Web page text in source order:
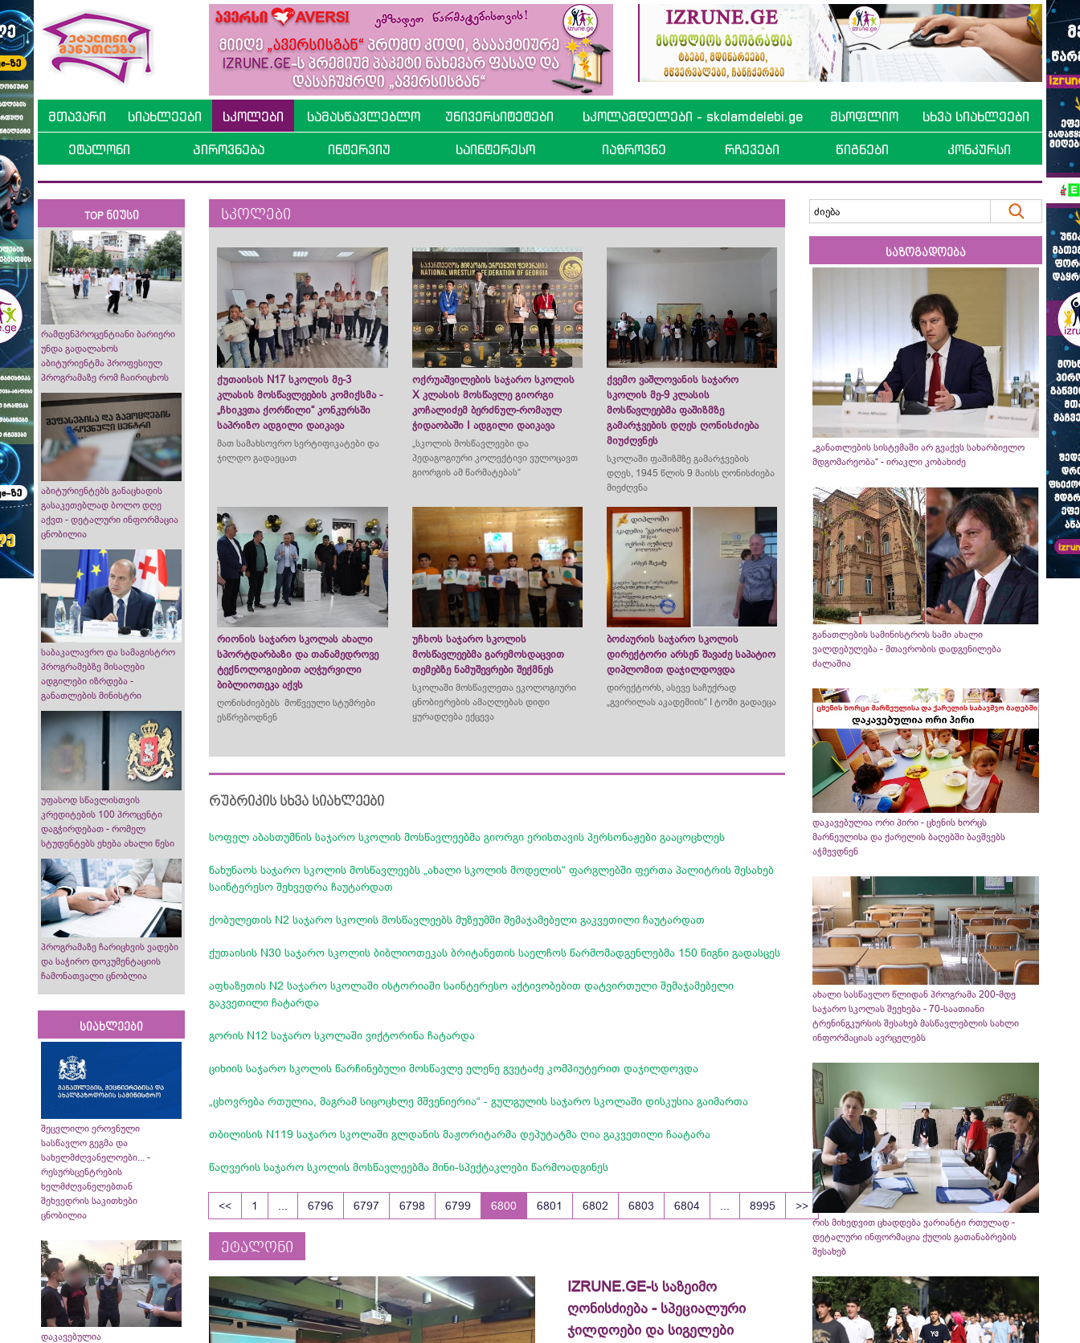
მთავარი სიახლეები სკოლები სამასწავლებლო უნივერსიტეტები სკოლამდელები - skolamdelebi.ge მსოფლიო სხვა სიახლეები
ეტალონი პიროვნება ინტერვიუ საინტერესო იაზროვნე რჩევები წიგნები კონკურსი
TOP ნიუსი
რამდენპროცენტიანი ბარიერი
უნდა გადალახოს
აბიტურიენტმა პროფესიულ
პროგრამაზე რომ ჩაირიცხოს
აბიტურიენტებს განაცხადის
გასაკეთებლად ბოლო დღე
აქვთ - დეტალური ინფორმაცია
ცნობილია
საბაკალავრო და სამაგისტრო
პროგრამებზე მისაღები
ადგილები იზრდება -
განათლების მინისტრი
უფასოდ სწავლისთვის
კრედიტების 100 პროცენტი
დაგჭირდებათ - რომელ
სტუდენტებს ეხება ახალი წესი
პროგრამაზე ჩარიცხვის ვადები
და საჭირო დოკუმენტაციის
ჩამონათვალი ცნობლია
სიახლეები
შეცვლილი ეროვნული
სასწავლო გეგმა და
სახელმძღვანელოები... -
რესურსცენტრების
ხელმძღვანელებთან
შეხვედრის საკითხები
ცნობილია
დაკავებულია
სკოლები
ქუთაისის N17 სკოლის მე-3
კლასის მოსწავლეების კომიქსმა -
„ჩხიკვთა ქორწილი“ კონკურსში
საპრიზო ადგილი დაიკავა
მათ სამახსოვრო სერტიფიკატები და
ჯილდო გადაეცათ
ოქრუაშვილების საჯარო სკოლის
X კლასის მოსწავლე გიორგი
კოჩალიძემ ბერძნულ-რომაულ
ჭიდაობაში I ადგილი დაიკავა
„სკოლის მოსწავლეები და
პედაგოგიური კოლექტივი ვულოცავთ
გიორგის ამ წარმატებას“
ქვემო ვაშლოვანის საჯარო
სკოლის მე-9 კლასის
მოსწავლეებმა ფაშიზმზე
გამარჯვების დღეს ღონისძიება
მიუძღვნეს
სკოლაში ფაშიზმზე გამარჯვების
დღეს, 1945 წლის 9 მაისს ღონისძიება
მიეძღვნა
რიონის საჯარო სკოლას ახალი
სპორტდარბაზი და თანამედროვე
ტექნოლოგიებით აღჭურვილი
ბიბლიოთეკა აქვს
ღონისძიებებს მოწვეული სტუმრები
ესწრებოდნენ
უჩხოს საჯარო სკოლის
მოსწავლეებმა გარემოსდაცვით
თემებზე ნამუშევრები შექმნეს
სკოლაში მოსწავლეთა ეკოლოგიური
ცნობიერების ამაღლებას დიდი
ყურადღება ექცევა
ბოძაურის საჯარო სკოლის
დირექტორი არსენ შავაძე საპატიო
დიპლომით დაჯილდოვდა
​დირექტორს, ასევე საჩუქრად
„გვირილას აკადემიის“ I ტომი გადაეცა
რუბრიკის სხვა სიახლეები
სოფელ აბასთუმნის საჯარო სკოლის მოსწავლეებმა გიორგი ერისთავის პერსონაჟები გააცოცხლეს
ნახუნაოს საჯარო სკოლის მოსწავლეებს „ახალი სკოლის მოდელის“ ფარგლებში ფერთა პალიტრის შესახებ
საინტერესო შეხვედრა ჩაუტარდათ
ქობულეთის N2 საჯარო სკოლის მოსწავლეებს მუზეუმში შემაჯამებელი გაკვეთილი ჩაუტარდათ
ქუთაისის N30 საჯარო სკოლის ბიბლიოთეკას ბრიტანეთის საელჩოს წარმომადგენლებმა 150 წიგნი გადასცეს
აფხაზეთის N2 საჯარო სკოლაში ისტორიაში საინტერესო აქტივობებით დატვირთული შემაჯამებელი
გაკვეთილი ჩატარდა
გორის N12 საჯარო სკოლაში ვიქტორინა ჩატარდა
ციხიის საჯარო სკოლის წარჩინებული მოსწავლე ელენე გვეტაძე კომპიუტერით დაჯილდოვდა
„ცხოვრება რთულია, მაგრამ სიცოცხლე მშვენიერია“ - გულგულის საჯარო სკოლაში დისკუსია გაიმართა
თბილისის N119 საჯარო სკოლაში გლდანის მაჟორიტარმა დეპუტატმა ღია გაკვეთილი ჩაატარა
წაღვერის საჯარო სკოლის მოსწავლეებმა მინი-სპექტაკლები წარმოადგინეს
<< 1 6796 6797 6798 6799 6800 6801 6802 6803 6804 8995 >>
ეტალონი
IZRUNE.GE-ს საზეიმო
ღონისძიება - სპეციალური
ჯილდოები და სიგელები
საზოგადოება
„განათლების სისტემაში არ გვაქვს სახარბიელო
მდგომარეობა“ - ირაკლი კობახიძე
განათლების სამინისტროს სამი ახალი
ვალდებულება - მთავრობის დადგენილება
ძალაშია
დაკავებულია ორი პირი - ცხენის ხორცს
მარნეულისა და ქარელის ბაღებში ბავშვებს
აჭმევდნენ
ახალი სასწავლო წლიდან პროგრამა 200-მდე
საჯარო სკოლას შეეხება - 70-საათიანი
ტრენინგკურსის შესახებ მასწავლებლის სახლი
ინფორმაციას ავრცელებს
რის მიხედვით ცხადდება ვარიანტი რთულად -
დეტალური ინფორმაცია ქულის გათანაბრების
შესახებ